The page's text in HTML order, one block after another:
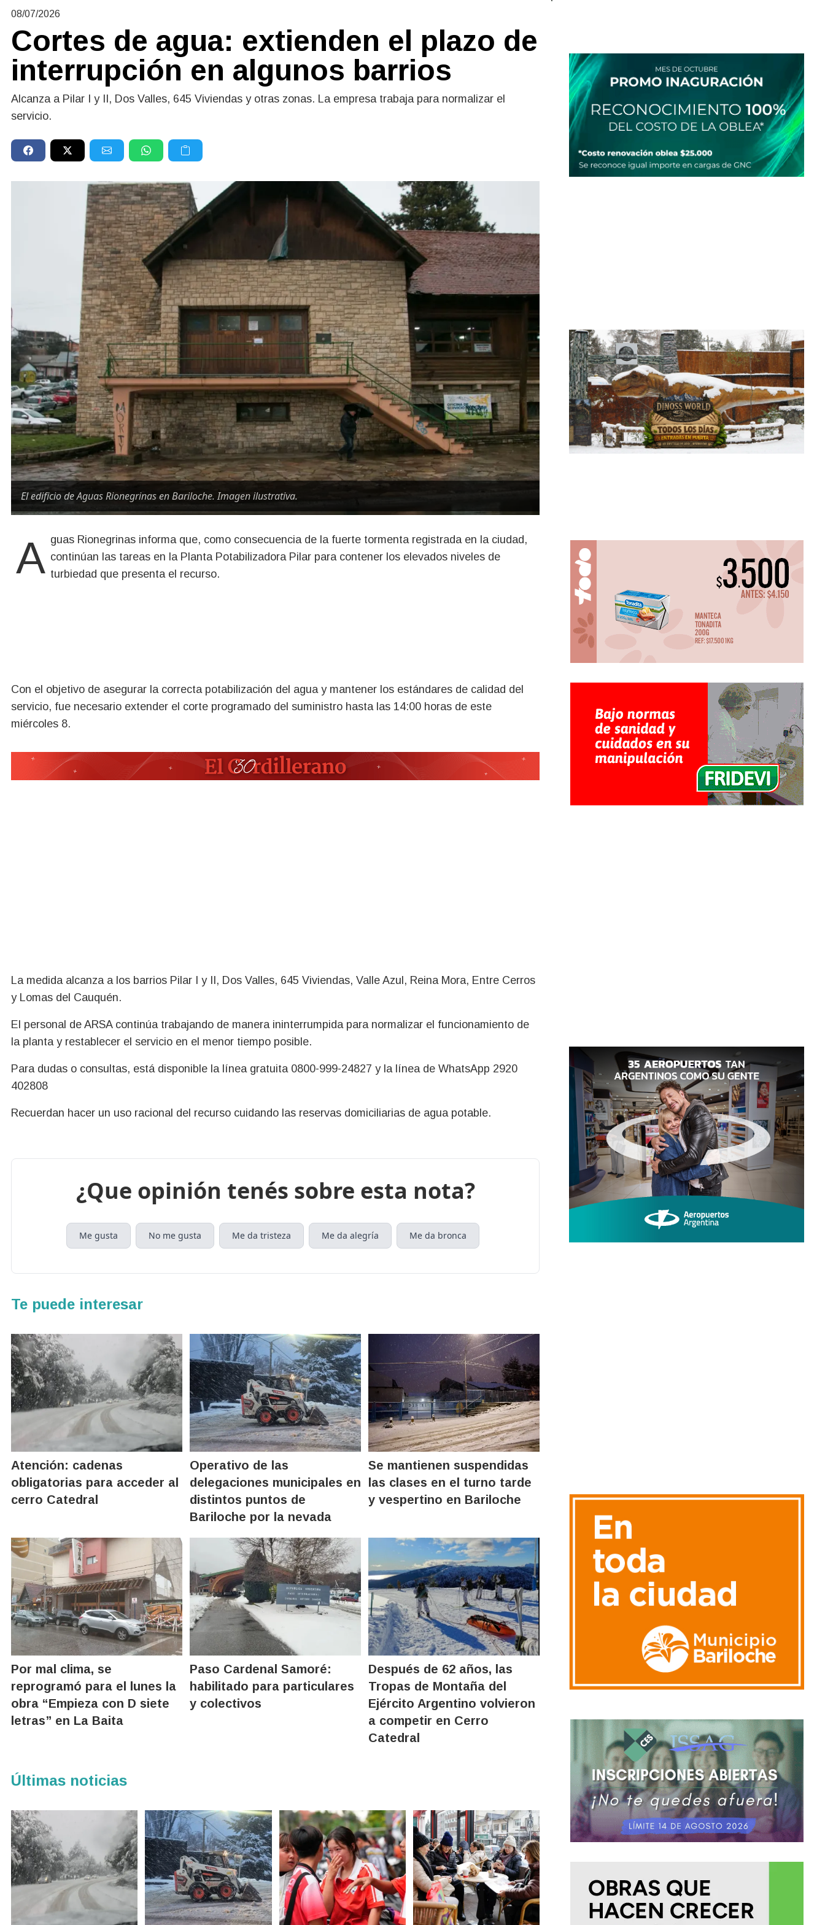
08/07/2026
Cortes de agua: extienden el plazo de
interrupción en algunos barrios
Alcanza a Pilar I y II, Dos Valles, 645 Viviendas y otras zonas. La empresa trabaja para normalizar el
servicio.
El edificio de Aguas Rionegrinas en Bariloche. Imagen ilustrativa.
Aguas Rionegrinas informa que, como consecuencia de la fuerte tormenta registrada en la ciudad, continúan las tareas en la Planta Potabilizadora Pilar para contener los elevados niveles de
turbiedad que presenta el recurso.
Con el objetivo de asegurar la correcta potabilización del agua y mantener los estándares de calidad del
servicio, fue necesario extender el corte programado del suministro hasta las 14:00 horas de este
miércoles 8.
La medida alcanza a los barrios Pilar I y II, Dos Valles, 645 Viviendas, Valle Azul, Reina Mora, Entre Cerros
y Lomas del Cauquén.
El personal de ARSA continúa trabajando de manera ininterrumpida para normalizar el funcionamiento de
la planta y restablecer el servicio en el menor tiempo posible.
Para dudas o consultas, está disponible la línea gratuita 0800-999-24827 y la línea de WhatsApp 2920
402808
Recuerdan hacer un uso racional del recurso cuidando las reservas domiciliarias de agua potable.
¿Que opinión tenés sobre esta nota?
Me gusta No me gusta Me da tristeza Me da alegría Me da bronca
Te puede interesar
Atención: cadenas
obligatorias para acceder al
cerro Catedral
Operativo de las
delegaciones municipales en
distintos puntos de
Bariloche por la nevada
Se mantienen suspendidas
las clases en el turno tarde
y vespertino en Bariloche
Por mal clima, se
reprogramó para el lunes la
obra “Empieza con D siete
letras” en La Baita
Paso Cardenal Samoré:
habilitado para particulares
y colectivos
Después de 62 años, las
Tropas de Montaña del
Ejército Argentino volvieron
a competir en Cerro
Catedral
Últimas noticias